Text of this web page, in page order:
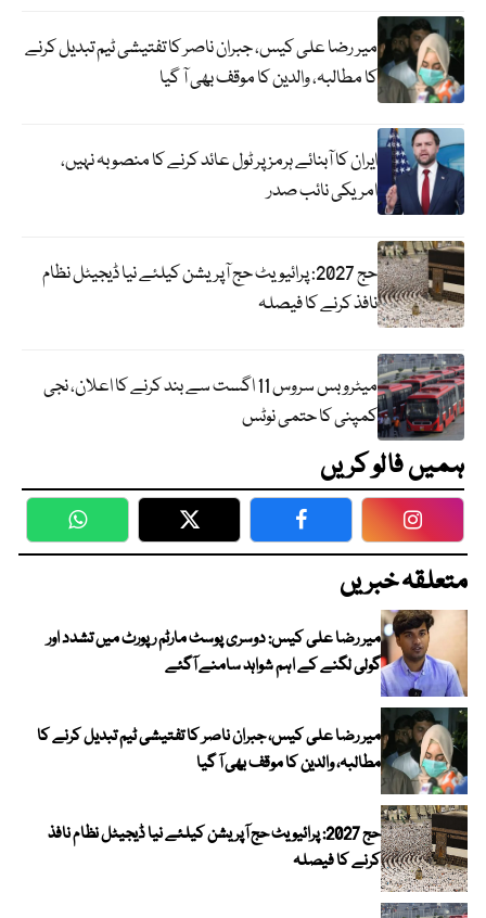
میر رضا علی کیس، جبران ناصر کا تفتیشی ٹیم تبدیل کرنے
کا مطالبہ، والدین کا موقف بھی آ گیا
ایران کا آبنائے ہرمز پر ٹول عائد کرنے کا منصوبہ نہیں،
امریکی نائب صدر
حج 2027: پرائیویٹ حج آپریشن کیلئے نیا ڈیجیٹل نظام
نافذ کرنے کا فیصلہ
میٹرو بس سروس 11 اگست سے بند کرنے کا اعلان، نجی
کمپنی کا حتمی نوٹس
ہمیں فالو کریں
WhatsApp Twitter Facebook
متعلقہ خبریں
میر رضا علی کیس: دوسری پوسٹ مارٹم رپورٹ میں تشدد اور
گولی لگنے کے اہم شواہد سامنے آگئے
میر رضا علی کیس، جبران ناصر کا تفتیشی ٹیم تبدیل کرنے کا
مطالبہ، والدین کا موقف بھی آ گیا
حج 2027: پرائیویٹ حج آپریشن کیلئے نیا ڈیجیٹل نظام نافذ
کرنے کا فیصلہ